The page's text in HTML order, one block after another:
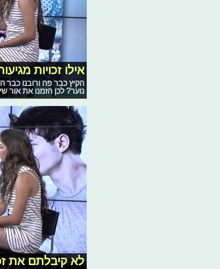
אילו זכויות
הקיץ כבר פה ורובנו כבר
נוער? לכן הזמנו את אור
לא קיבלתם את